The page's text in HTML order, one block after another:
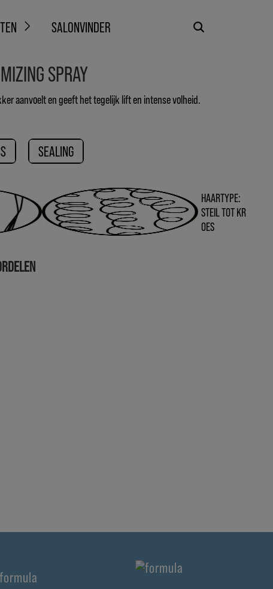
SALONVINDER
SPRAY
aanvoelt en geeft het tegelijk lift en intense volheid.
SEALING
HAARTYPE:
STEIL TOT KR
OES